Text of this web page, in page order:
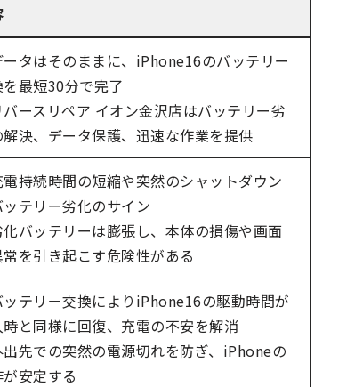
ータはそのままに、iPhone16のバッテリー
最短30分で完了
バースリペア イオン金沢店はバッテリー劣
決、データ保護、迅速な作業を提供
電持続時間の短縮や突然のシャットダウン
ッテリー劣化のサイン
化バッテリーは膨張し、本体の損傷や画面
を引き起こす危険性がある
ッテリー交換によりiPhone16の駆動時間が
時と同様に回復、充電の不安を解消
出先での突然の電源切れを防ぎ、iPhoneの
安定する